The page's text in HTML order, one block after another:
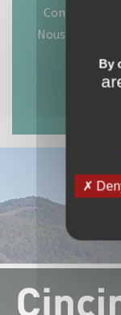
Contactez
Nous
d'établi
By